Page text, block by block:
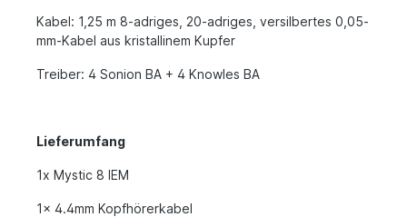
Kabel: 1,25 m 8-adriges, 20-adriges, versilbertes 0,05-
mm-Kabel aus kristallinem Kupfer
Treiber: 4 Sonion BA + 4 Knowles BA
Lieferumfang
1x Mystic 8 IEM
1x 4.4mm Kopfhörerkabel